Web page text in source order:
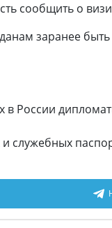
сообщить о
заранее
в России
служебных